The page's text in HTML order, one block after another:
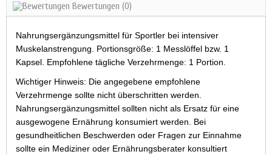
Bewertungen (0)
Nahrungsergänzungsmittel für Sportler bei intensiver
Muskelanstrengung. Portionsgröße: 1 Messlöffel bzw. 1
Kapsel. Empfohlene tägliche Verzehrmenge: 1 Portion.
Wichtiger Hinweis: Die angegebene empfohlene
Verzehrmenge sollte nicht überschritten werden.
Nahrungsergänzungsmittel sollten nicht als Ersatz für eine
ausgewogene Ernährung konsumiert werden. Bei
gesundheitlichen Beschwerden oder Fragen zur Einnahme
sollte ein Mediziner oder Ernährungsberater konsultiert